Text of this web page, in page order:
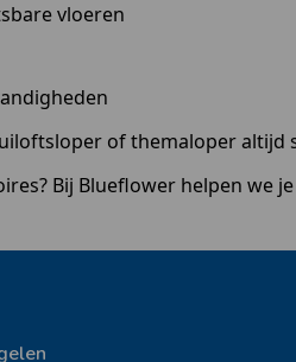
vloeren
of themaloper
Bij Blueflower helpen